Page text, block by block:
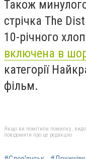
Також
стрічка The
10-річного
включена в
категорії
фільм.
Якщо ви помітили помилку,
повідомити про це редакцію